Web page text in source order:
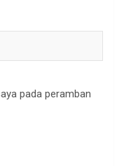
pada peramban